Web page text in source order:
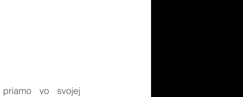
priamo vo svojej